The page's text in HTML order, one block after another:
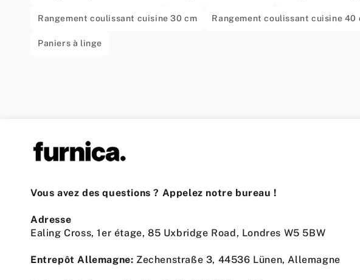
Rangement coulissant cuisine 30 cm Rangement coulissant cuisine 40
Paniers à linge
Vous avez des questions ? Appelez notre bureau !
Adresse
Ealing Cross, 1er étage, 85 Uxbridge Road, Londres W5 5BW
Entrepôt Allemagne: Zechenstraße 3, 44536 Lünen, Allemagne